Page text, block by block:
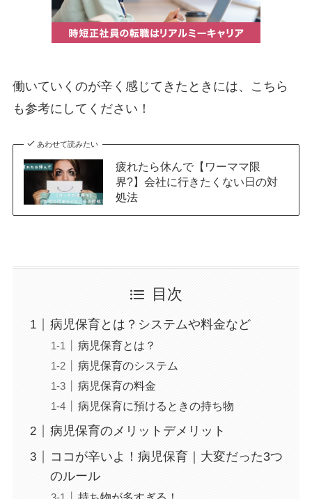
働いていくのが辛く感じてきたときには、こちら
も参考にしてください！
あわせて読みたい
疲れたら休んで【ワーママ限
界?】会社に行きたくない日の対
処法
目次
病児保育とは？システムや料金など
病児保育とは？
病児保育のシステム
病児保育の料金
病児保育に預けるときの持ち物
病児保育のメリットデメリット
ココが辛いよ！病児保育｜大変だった3つ
のルール